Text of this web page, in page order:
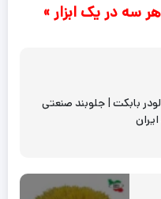
سه در یک ابزار »
بابکت | جلوبند صنعتی